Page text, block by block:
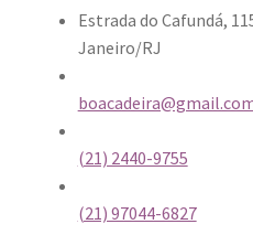
Estrada do Cafundá,
Janeiro/RJ
(21) 2440-9755
(21) 97044-6827